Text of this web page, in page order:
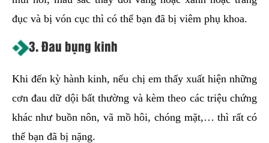
đục và bị vón cục thì có thể bạn đã bị viêm phụ khoa.
3. Đau bụng kinh
Khi đến kỳ hành kinh, nếu chị em thấy xuất hiện những
cơn đau dữ dội bất thường và kèm theo các triệu chứng
khác như buồn nôn, vã mồ hôi, chóng mặt,… thì rất có
thể bạn đã bị nặng.